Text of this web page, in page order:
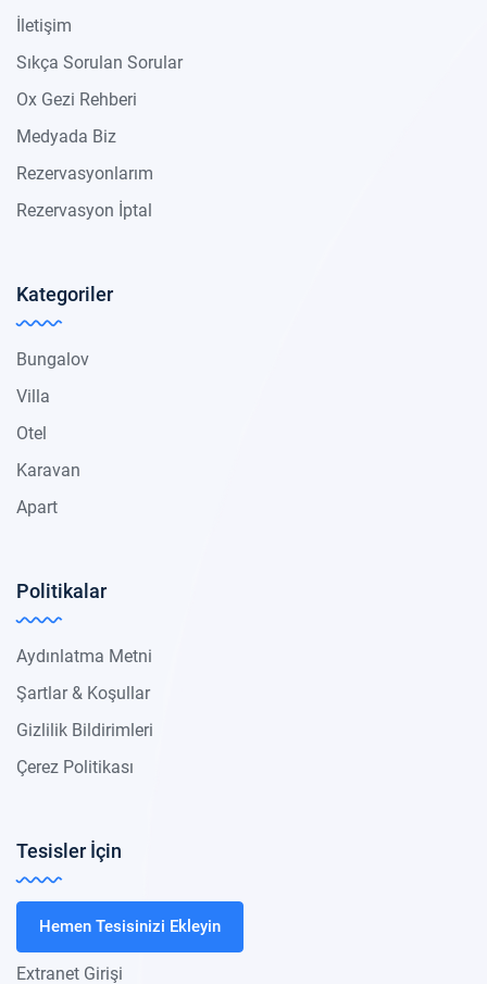
İletişim
Sıkça Sorulan Sorular
Ox Gezi Rehberi
Medyada Biz
Rezervasyonlarım
Rezervasyon İptal
Kategoriler
Bungalov
Villa
Otel
Karavan
Apart
Politikalar
Aydınlatma Metni
Şartlar & Koşullar
Gizlilik Bildirimleri
Çerez Politikası
Tesisler İçin
Hemen Tesisinizi Ekleyin
Extranet Girişi